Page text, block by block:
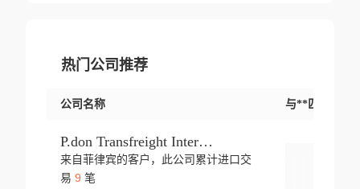
热门公司推荐
公司名称 与**匹配交易
P.don Transfreight International
来自菲律宾的客户，此公司累计进口交
易 9 笔